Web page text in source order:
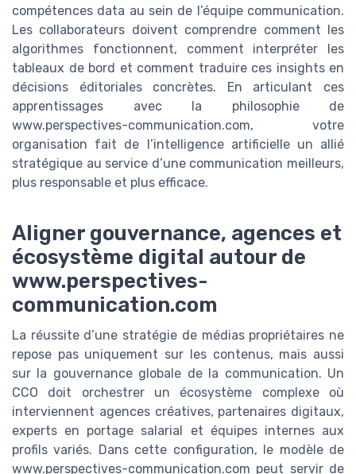
compétences data au sein de l’équipe communication.
Les collaborateurs doivent comprendre comment les
algorithmes fonctionnent, comment interpréter les
tableaux de bord et comment traduire ces insights en
décisions éditoriales concrètes. En articulant ces
apprentissages avec la philosophie de
www.perspectives-communication.com, votre
organisation fait de l’intelligence artificielle un allié
stratégique au service d’une communication meilleurs,
plus responsable et plus efficace.
Aligner gouvernance, agences et
écosystème digital autour de
www.perspectives-
communication.com
La réussite d’une stratégie de médias propriétaires ne
repose pas uniquement sur les contenus, mais aussi
sur la gouvernance globale de la communication. Un
CCO doit orchestrer un écosystème complexe où
interviennent agences créatives, partenaires digitaux,
experts en portage salarial et équipes internes aux
profils variés. Dans cette configuration, le modèle de
www.perspectives-communication.com peut servir de